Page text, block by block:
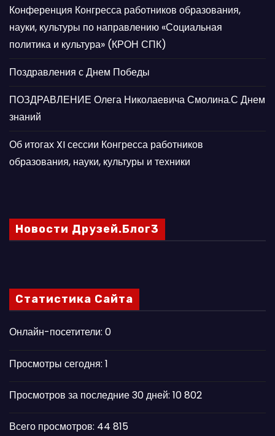
Конференция Конгресса работников образования,
науки, культуры по направлению «Социальная
политика и культура» (КРОН СПК)
Поздравления с Днем Победы
ПОЗДРАВЛЕНИЕ Олега Николаевича Смолина.С Днем
знаний
Об итогах XI сессии Конгресса работников
образования, науки, культуры и техники
Новости Друзей.Блог3
Статистика Сайта
Онлайн-посетители: 0
Просмотры сегодня: 1
Просмотров за последние 30 дней: 10 802
Всего просмотров: 44 815